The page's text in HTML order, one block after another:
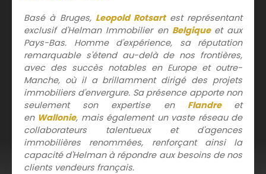
Basé à Bruges, Leopold Rotsart est représentant
exclusif d'Helman Immobilier en Belgique et aux
Pays-Bas. Homme d'expérience, sa réputation
remarquable s'étend au-delà de nos frontières,
avec des succès notables en Europe et outre-
Manche, où il a brillamment dirigé des projets
immobiliers d'envergure. Sa présence apporte non
seulement son expertise en Flandre et
en Wallonie, mais également un vaste réseau de
collaborateurs talentueux et d'agences
immobilières renommées, renforçant ainsi la
capacité d'Helman à répondre aux besoins de nos
clients vendeurs français.